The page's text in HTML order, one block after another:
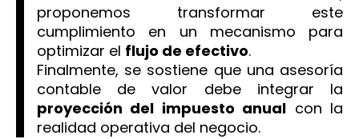
proponemos transformar este
cumplimiento en un mecanismo para
optimizar el flujo de efectivo.
Finalmente, se sostiene que una asesoría
contable de valor debe integrar la
proyección del impuesto anual con la
realidad operativa del negocio.